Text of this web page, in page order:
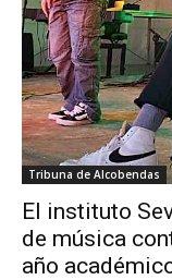
Tribuna de Alcobendas
El instituto
de música
año